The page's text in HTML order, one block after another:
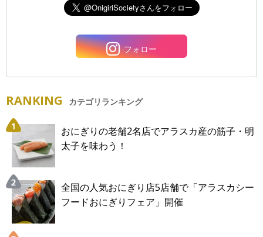
フォロー
RANKING カテゴリランキング
おにぎりの老舗2名店でアラスカ産の筋子・明
太子を味わう！
全国の人気おにぎり店5店舗で「アラスカシー
フードおにぎりフェア」開催